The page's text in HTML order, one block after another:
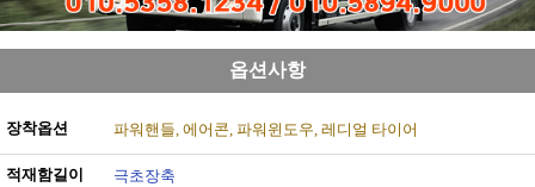
옵션사항
장착옵션 파워핸들 에어콘 파워윈도우 레디얼 타이어
적재함길이 극초장축